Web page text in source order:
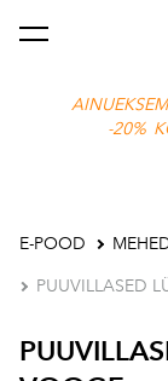
-20%
lisati ostukorvi.
E-POOD
PUUVILLASED